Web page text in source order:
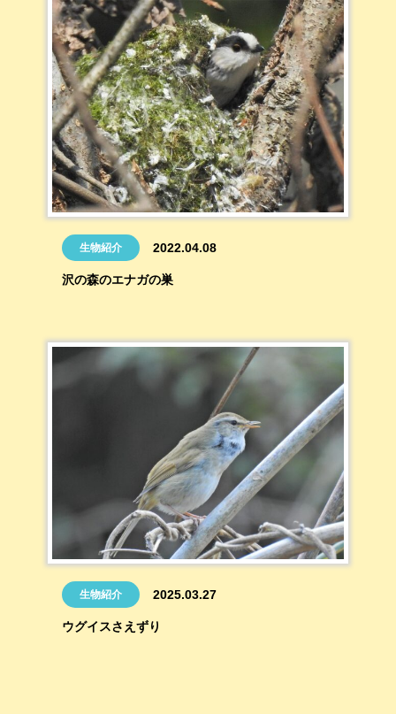
生物紹介 2022.04.08
沢の森のエナガの巣
生物紹介 2025.03.27
ウグイスさえずり